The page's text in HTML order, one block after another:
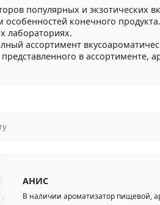
популярных и экзотических
конечного
лабораториях.
ассортимент
в ассортименте,
АНИС
В наличии ароматизатор пищевой,